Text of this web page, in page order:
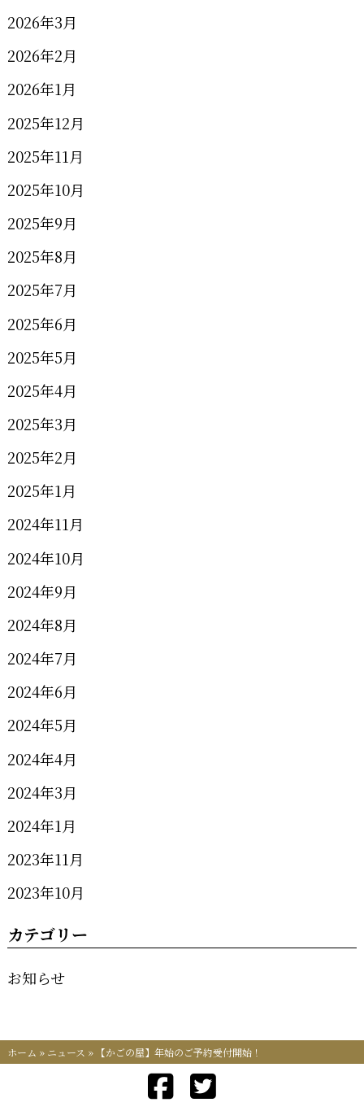
2026年3月
2026年2月
2026年1月
2025年12月
2025年11月
2025年10月
2025年9月
2025年8月
2025年7月
2025年6月
2025年5月
2025年4月
2025年3月
2025年2月
2025年1月
2024年11月
2024年10月
2024年9月
2024年8月
2024年7月
2024年6月
2024年5月
2024年4月
2024年3月
2024年1月
2023年11月
2023年10月
カテゴリー
お知らせ
ホーム » ニュース » 【かごの屋】年始のご予約受付開始！